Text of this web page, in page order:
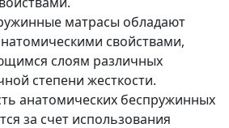
матрасы обладают
свойствами,
слоям различных
степени жесткости.
анатомических беспружинных
за счет использования